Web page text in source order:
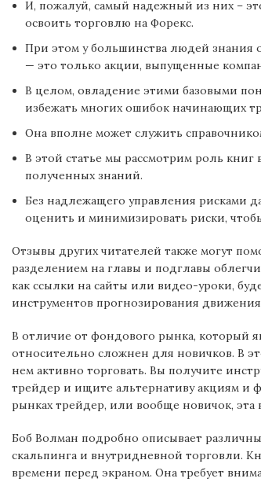
И, пожалуй, самый надежный из них –
освоить торговлю на Форекс.
При этом у большинства людей знания
— это только акции, выпущенные
В целом, овладение этими базовыми
избежать многих ошибок начинающих
Она вполне может служить
В этой статье мы рассмотрим роль
полученных знаний.
Без надлежащего управления рисками
оценить и минимизировать риски,
Отзывы других читателей также могут
разделением на главы и подглавы
как ссылки на сайты или видео-уроки,
инструментов прогнозирования
В отличие от фондового рынка, который
относительно сложнен для новичков. В
нем активно торговать. Вы получите
трейдер и ищите альтернативу акциям и
рынках трейдер, или вообще новичок,
Боб Волман подробно описывает
скальпинга и внутридневной торговли.
времени перед экраном. Она требует